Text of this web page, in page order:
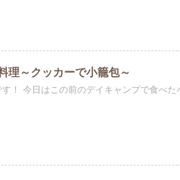
理～クッカーで小籠包～
！ 今日はこの前のデイキャンプで食べた